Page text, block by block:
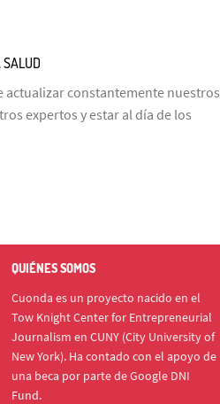
actualizar constantemente nuestros
expertos y estar al día de los
QUIÉNES SOMOS
Cuonda es un proyecto nacido en el
Tow Knight Center for Entrepreneurial
Journalism en CUNY (City University of
New York). Ha contado con el apoyo de
una beca por parte de Google DNI
Fund.